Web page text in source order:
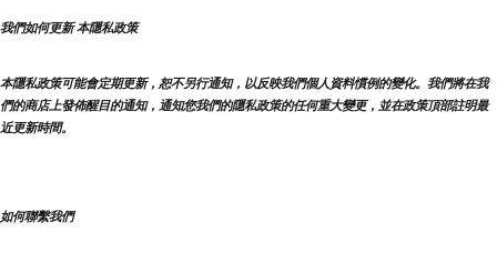
我們如何更新 本隱私政策
本隱私政策可能會定期更新，恕不另行通知，以反映我們個人資料慣例的變化。我們將在我
們的商店上發佈醒目的通知，通知您我們的隱私政策的任何重大變更，並在政策頂部註明最
近更新時間。
如何聯繫我們